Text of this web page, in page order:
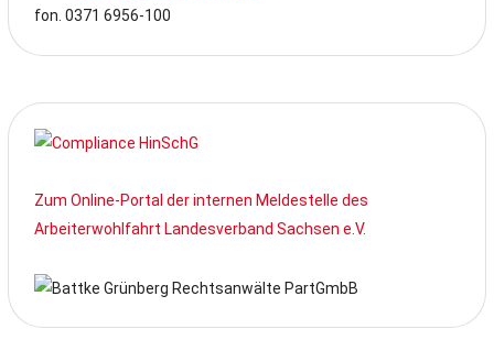
fon. 0371 6956-100
Zum Online-Portal der internen Meldestelle des
Arbeiterwohlfahrt Landesverband Sachsen e.V.